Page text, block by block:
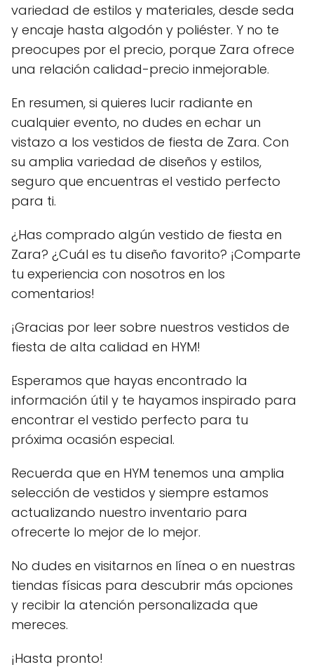
variedad de estilos y materiales, desde seda
y encaje hasta algodón y poliéster. Y no te
preocupes por el precio, porque Zara ofrece
una relación calidad-precio inmejorable.
En resumen, si quieres lucir radiante en
cualquier evento, no dudes en echar un
vistazo a los vestidos de fiesta de Zara. Con
su amplia variedad de diseños y estilos,
seguro que encuentras el vestido perfecto
para ti.
¿Has comprado algún vestido de fiesta en
Zara? ¿Cuál es tu diseño favorito? ¡Comparte
tu experiencia con nosotros en los
comentarios!
¡Gracias por leer sobre nuestros vestidos de
fiesta de alta calidad en HYM!
Esperamos que hayas encontrado la
información útil y te hayamos inspirado para
encontrar el vestido perfecto para tu
próxima ocasión especial.
Recuerda que en HYM tenemos una amplia
selección de vestidos y siempre estamos
actualizando nuestro inventario para
ofrecerte lo mejor de lo mejor.
No dudes en visitarnos en línea o en nuestras
tiendas físicas para descubrir más opciones
y recibir la atención personalizada que
mereces.
¡Hasta pronto!